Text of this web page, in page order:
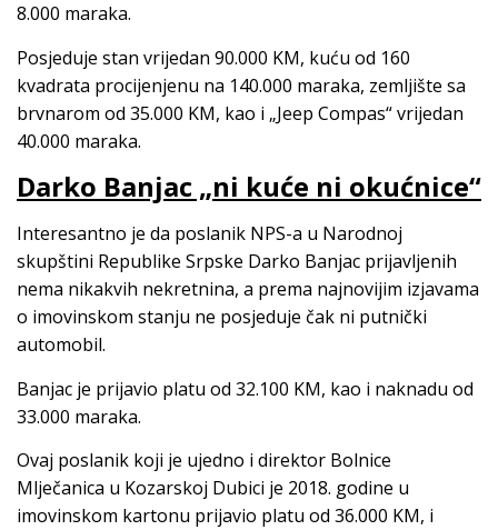
8.000 maraka.
Posjeduje stan vrijedan 90.000 KM, kuću od 160
kvadrata procijenjenu na 140.000 maraka, zemljište sa
brvnarom od 35.000 KM, kao i „Jeep Compas“ vrijedan
40.000 maraka.
Darko Banjac „ni kuće ni okućnice“
Interesantno je da poslanik NPS-a u Narodnoj
skupštini Republike Srpske Darko Banjac prijavljenih
nema nikakvih nekretnina, a prema najnovijim izjavama
o imovinskom stanju ne posjeduje čak ni putnički
automobil.
Banjac je prijavio platu od 32.100 KM, kao i naknadu od
33.000 maraka.
Ovaj poslanik koji je ujedno i direktor Bolnice
Mlječanica u Kozarskoj Dubici je 2018. godine u
imovinskom kartonu prijavio platu od 36.000 KM, i